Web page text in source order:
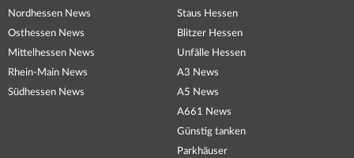
Nordhessen News
Osthessen News
Mittelhessen News
Rhein-Main News
Südhessen News
Staus Hessen
Blitzer Hessen
Unfälle Hessen
A3 News
A5 News
A661 News
Günstig tanken
Parkhäuser